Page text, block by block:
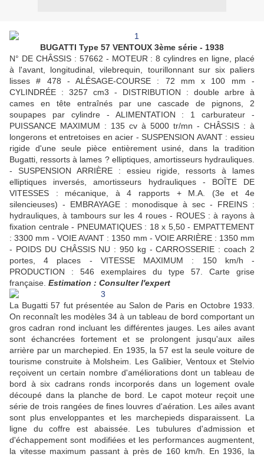
BUGATTI Type 57 VENTOUX 3ème série - 1938
N° DE CHÂSSIS : 57662 - MOTEUR : 8 cylindres en ligne, placé
à l'avant, longitudinal, vilebrequin, tourillonnant sur six paliers
lisses # 478 - ALÉSAGE-COURSE : 72 mm x 100 mm -
CYLINDRÉE : 3257 cm3 - DISTRIBUTION : double arbre à
cames en tête entraînés par une cascade de pignons, 2
soupapes par cylindre - ALIMENTATION : 1 carburateur -
PUISSANCE MAXIMUM : 135 cv à 5000 tr/mn - CHÂSSIS : à
longerons et entretoises en acier - SUSPENSION AVANT : essieu
rigide d'une seule pièce entièrement usiné, dans la tradition
Bugatti, ressorts à lames ? elliptiques, amortisseurs hydrauliques.
- SUSPENSION ARRIÈRE : essieu rigide, ressorts à lames
elliptiques inversés, amortisseurs hydrauliques - BOÎTE DE
VITESSES : mécanique, à 4 rapports + M.A. (3e et 4e
silencieuses) - EMBRAYAGE : monodisque à sec - FREINS :
hydrauliques, à tambours sur les 4 roues - ROUES : à rayons à
fixation centrale - PNEUMATIQUES : 18 x 5,50 - EMPATTEMENT
: 3300 mm - VOIE AVANT : 1350 mm - VOIE ARRIÈRE : 1350 mm
- POIDS DU CHÂSSIS NU : 950 kg - CARROSSERIE : coach 2
portes, 4 places - VITESSE MAXIMUM : 150 km/h -
PRODUCTION : 546 exemplaires du type 57. Carte grise
française. Estimation : Consulter l'expert
La Bugatti 57 fut présentée au Salon de Paris en Octobre 1933.
On reconnaît les modèles 34 à un tableau de bord comportant un
gros cadran rond incluant les différentes jauges. Les ailes avant
sont échancrées fortement et se prolongent jusqu'aux ailes
arrière par un marchepied. En 1935, la 57 est la seule voiture de
tourisme construite à Molsheim. Les Galibier, Ventoux et Stelvio
reçoivent un certain nombre d'améliorations dont un tableau de
bord à six cadrans ronds incorporés dans un logement ovale
découpé dans la planche de bord. Le capot moteur reçoit une
série de trois rangées de fines louvres d'aération. Les ailes avant
sont plus enveloppantes et les marchepieds disparaissent. La
ligne du coffre est abaissée. Les tubulures d'admission et
d'échappement sont modifiées et les performances augmentent,
la vitesse maximum passant à près de 160 km/h. En 1936, la